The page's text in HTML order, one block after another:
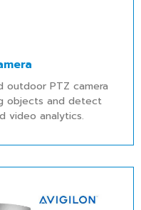
outdoor PTZ camera
objects and detect
video analytics.